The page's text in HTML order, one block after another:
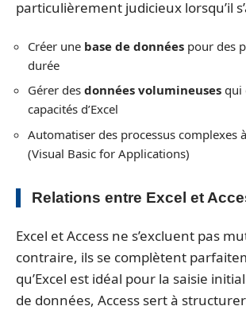
particulièrement judicieux lorsqu’il
Créer une base de données pour des
durée
Gérer des données volumineuses qui
capacités d’Excel
Automatiser des processus complexes
(Visual Basic for Applications)
Relations entre Excel et
Excel et Access ne s’excluent pas
contraire, ils se complètent
qu’Excel est idéal pour la saisie
de données, Access sert à